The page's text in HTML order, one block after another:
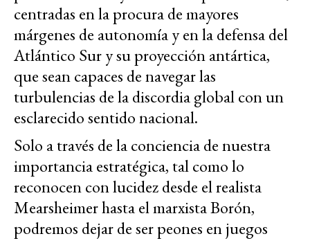
centradas en la procura de mayores
márgenes de autonomía y en la defensa del
Atlántico Sur y su proyección antártica,
que sean capaces de navegar las
turbulencias de la discordia global con un
esclarecido sentido nacional.
Solo a través de la conciencia de nuestra
importancia estratégica, tal como lo
reconocen con lucidez desde el realista
Mearsheimer hasta el marxista Borón,
podremos dejar de ser peones en juegos